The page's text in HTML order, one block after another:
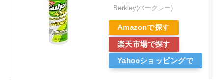
Berkley(バークレー)
Amazonで探す
楽天市場で探す
Yahooショッピングで